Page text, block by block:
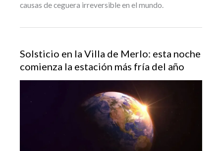
causas de ceguera irreversible en el mundo.
Solsticio en la Villa de Merlo: esta noche
comienza la estación más fría del año